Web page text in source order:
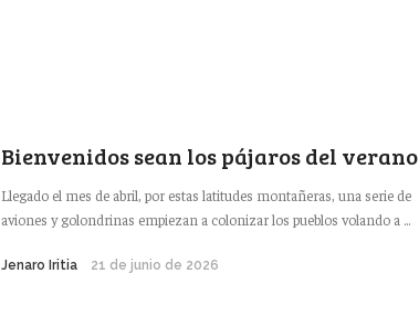
Bienvenidos sean los pájaros del verano
Llegado el mes de abril, por estas latitudes montañeras, una serie de
aviones y golondrinas empiezan a colonizar los pueblos volando a ...
Jenaro Iritia 21 de junio de 2026